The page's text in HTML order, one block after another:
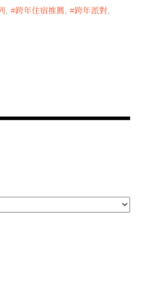
, 跨年住宿推薦, 跨年派對,